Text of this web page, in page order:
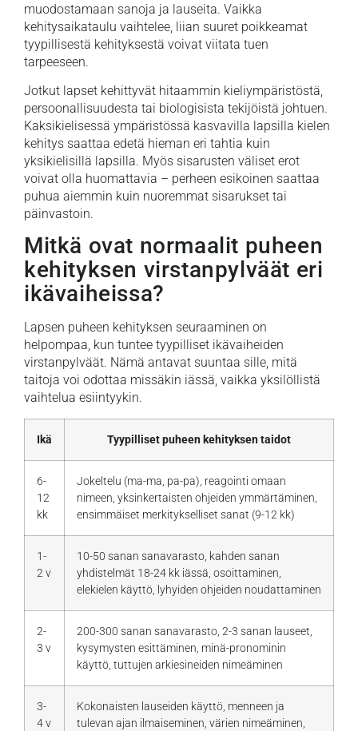
muodostamaan sanoja ja lauseita. Vaikka
kehitysaikataulu vaihtelee, liian suuret poikkeamat
tyypillisestä kehityksestä voivat viitata tuen
tarpeeseen.
Jotkut lapset kehittyvät hitaammin kieliympäristöstä,
persoonallisuudesta tai biologisista tekijöistä johtuen.
Kaksikielisessä ympäristössä kasvavilla lapsilla kielen
kehitys saattaa edetä hieman eri tahtia kuin
yksikielisillä lapsilla. Myös sisarusten väliset erot
voivat olla huomattavia – perheen esikoinen saattaa
puhua aiemmin kuin nuoremmat sisarukset tai
päinvastoin.
Mitkä ovat normaalit puheen
kehityksen virstanpylväät eri
ikävaiheissa?
Lapsen puheen kehityksen seuraaminen on
helpompaa, kun tuntee tyypilliset ikävaiheiden
virstanpylväät. Nämä antavat suuntaa sille, mitä
taitoja voi odottaa missäkin iässä, vaikka yksilöllistä
vaihtelua esiintyykin.
Ikä Tyypilliset puheen kehityksen taidot
6-
12
kk
Jokeltelu (ma-ma, pa-pa), reagointi omaan
nimeen, yksinkertaisten ohjeiden ymmärtäminen,
ensimmäiset merkitykselliset sanat (9-12 kk)
1-
2 v
10-50 sanan sanavarasto, kahden sanan
yhdistelmät 18-24 kk iässä, osoittaminen,
elekielen käyttö, lyhyiden ohjeiden noudattaminen
2-
3 v
200-300 sanan sanavarasto, 2-3 sanan lauseet,
kysymysten esittäminen, minä-pronominin
käyttö, tuttujen arkiesineiden nimeäminen
3-
4 v
Kokonaisten lauseiden käyttö, menneen ja
tulevan ajan ilmaiseminen, värien nimeäminen,